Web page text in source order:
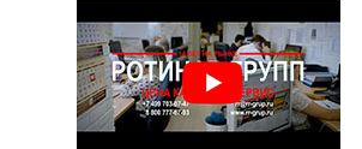
Труба бесшовная 50
Труба бесшовная 51
Труба бесшовная 53
Труба бесшовная 54